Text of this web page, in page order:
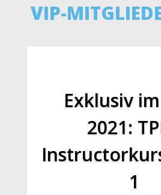
VIP-
Exklusiv
2021:
1